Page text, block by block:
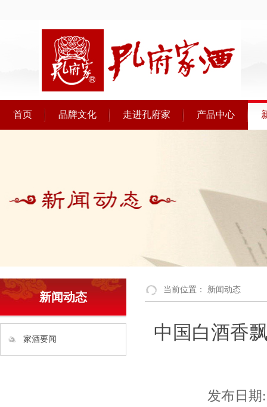
首页 品牌文化 走进孔府家 产品中心
新闻动态
家酒要闻
当前位置： 新闻动态
中国白酒香
发布日期: